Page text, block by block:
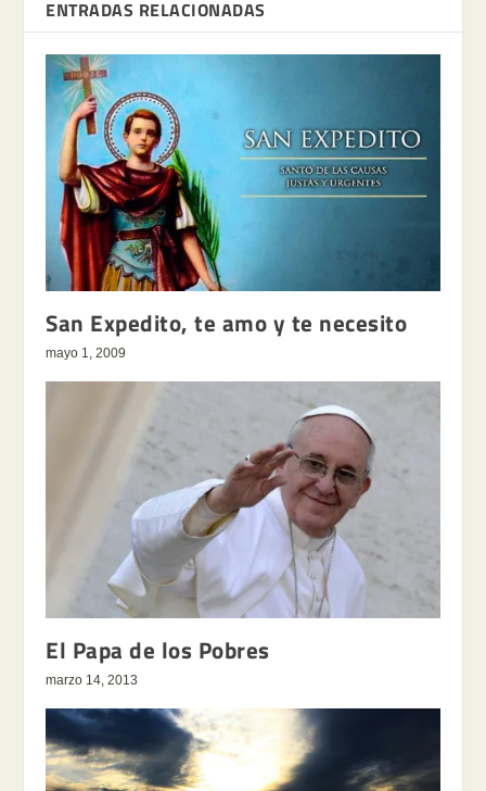
ENTRADAS RELACIONADAS
San Expedito, te amo y te necesito
mayo 1, 2009
El Papa de los Pobres
marzo 14, 2013